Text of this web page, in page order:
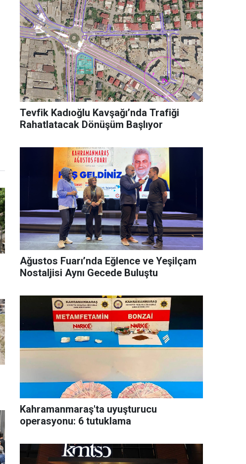
Tevfik Kadıoğlu Kavşağı’nda Trafiği
Rahatlatacak Dönüşüm Başlıyor
Ağustos Fuarı’nda Eğlence ve Yeşilçam
Nostaljisi Aynı Gecede Buluştu
Kahramanmaraş'ta uyuşturucu
operasyonu: 6 tutuklama